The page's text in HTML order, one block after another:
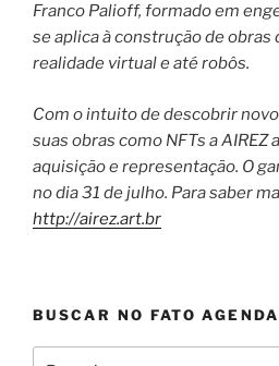
Franco Palioff, formado em
se aplica à construção de obras
realidade virtual e até robôs.
Com o intuito de descobrir
suas obras como NFTs a
aquisição e representação. O
no dia 31 de julho. Para saber
http://airez.art.br
BUSCAR NO FATO